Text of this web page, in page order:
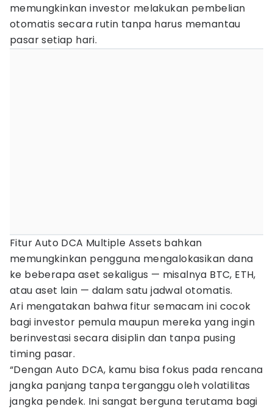
memungkinkan investor melakukan pembelian
otomatis secara rutin tanpa harus memantau
pasar setiap hari.
Fitur Auto DCA Multiple Assets bahkan
memungkinkan pengguna mengalokasikan dana
ke beberapa aset sekaligus — misalnya BTC, ETH,
atau aset lain — dalam satu jadwal otomatis.
Ari mengatakan bahwa fitur semacam ini cocok
bagi investor pemula maupun mereka yang ingin
berinvestasi secara disiplin dan tanpa pusing
timing pasar.
“Dengan Auto DCA, kamu bisa fokus pada rencana
jangka panjang tanpa terganggu oleh volatilitas
jangka pendek. Ini sangat berguna terutama bagi